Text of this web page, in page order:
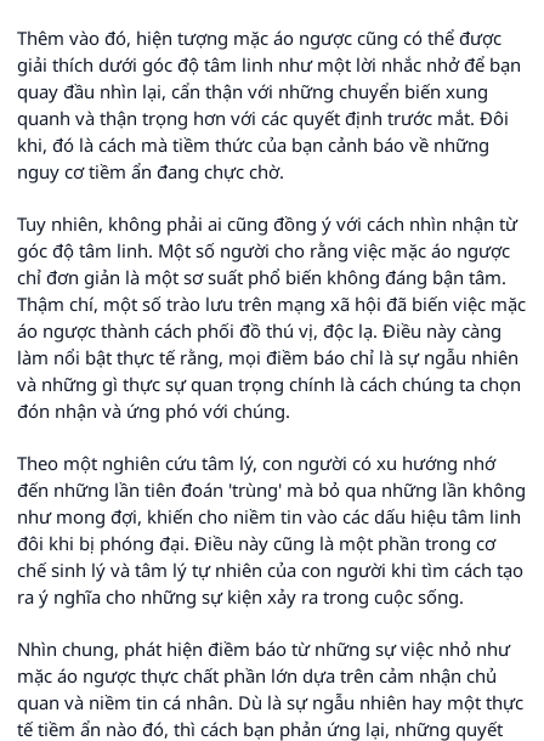
Thêm vào đó, hiện tượng mặc áo ngược cũng có thể được
giải thích dưới góc độ tâm linh như một lời nhắc nhở để bạn
quay đầu nhìn lại, cẩn thận với những chuyển biến xung
quanh và thận trọng hơn với các quyết định trước mắt. Đôi
khi, đó là cách mà tiềm thức của bạn cảnh báo về những
nguy cơ tiềm ẩn đang chực chờ.
Tuy nhiên, không phải ai cũng đồng ý với cách nhìn nhận từ
góc độ tâm linh. Một số người cho rằng việc mặc áo ngược
chỉ đơn giản là một sơ suất phổ biến không đáng bận tâm.
Thậm chí, một số trào lưu trên mạng xã hội đã biến việc mặc
áo ngược thành cách phối đồ thú vị, độc lạ. Điều này càng
làm nổi bật thực tế rằng, mọi điềm báo chỉ là sự ngẫu nhiên
và những gì thực sự quan trọng chính là cách chúng ta chọn
đón nhận và ứng phó với chúng.
Theo một nghiên cứu tâm lý, con người có xu hướng nhớ
đến những lần tiên đoán 'trùng' mà bỏ qua những lần không
như mong đợi, khiến cho niềm tin vào các dấu hiệu tâm linh
đôi khi bị phóng đại. Điều này cũng là một phần trong cơ
chế sinh lý và tâm lý tự nhiên của con người khi tìm cách tạo
ra ý nghĩa cho những sự kiện xảy ra trong cuộc sống.
Nhìn chung, phát hiện điềm báo từ những sự việc nhỏ như
mặc áo ngược thực chất phần lớn dựa trên cảm nhận chủ
quan và niềm tin cá nhân. Dù là sự ngẫu nhiên hay một thực
tế tiềm ẩn nào đó, thì cách bạn phản ứng lại, những quyết